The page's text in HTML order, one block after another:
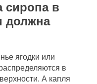
сиропа в
должна
ягодки или
в
А капля